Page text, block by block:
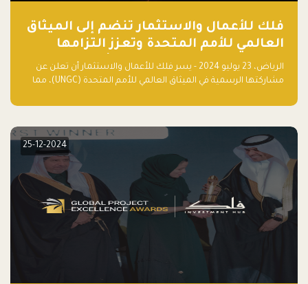
فلك للأعمال والاستثمار تنضم إلى الميثاق
العالمي للأمم المتحدة وتعزز التزامها
بالاستدامة مع مسرعة فلاقشِب: تقنيات
المناخ
الرياض، 23 يوليو 2024 - يسر فلك للأعمال والاستثمار أن تعلن عن
مشاركتها الرسمية في الميثاق العالمي للأمم المتحدة (UNGC)، مما
25-12-2024